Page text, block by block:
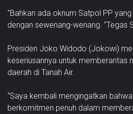
"Bahkan ada oknum Satpol PP
dengan sewenang-wenang. "Tegas
Presiden Joko Widodo (Jokowi)
keseriusannya untuk memberantas
daerah di Tanah Air.
“Saya kembali mengingatkan
berkomitmen penuh dalam